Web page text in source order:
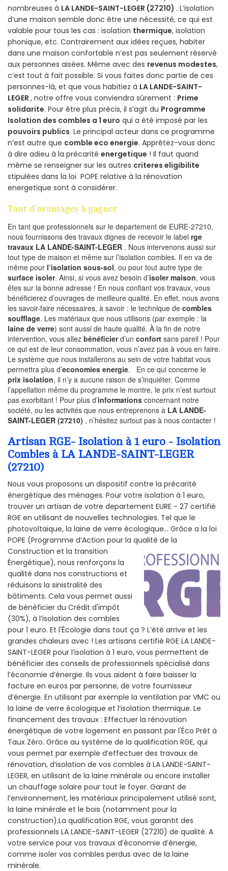
nombreuses à LA LANDE-SAINT-LEGER (27210) . L’isolation
d’une maison semble donc être une nécessité, ce qui est
valable pour tous les cas : isolation thermique, isolation
phonique, etc. Contrairement aux idées reçues, habiter
dans une maison confortable n’est pas seulement réservé
aux personnes aisées. Même avec des revenus modestes,
c’est tout à fait possible. Si vous faites donc partie de ces
personnes-là, et que vous habitiez à LA LANDE-SAINT-
LEGER , notre offre vous conviendra sûrement : Prime
solidarite. Pour être plus précis, il s’agit du Programme
Isolation des combles a 1 euro qui a été imposé par les
pouvoirs publics. Le principal acteur dans ce programme
n’est autre que comble eco energie. Apprêtez-vous donc
à dire adieu à la précarité energetique ! Il faut quand
même se renseigner sur les autres criteres eligibilite
stipulées dans la loi POPE relative à la rénovation
energetique sont à considérer.
Tant d’avantages à gagner
En tant que professionnels sur le departement de EURE-27210,
nous fournissons des travaux dignes de recevoir le label rge
travaux LA LANDE-SAINT-LEGER . Nous intervenons aussi sur
tout type de maison et même sur l’isolation combles. Il en va de
même pour l’isolation sous-sol, ou pour tout autre type de
surface isoler. Ainsi, si vous avez besoin d’isoler maison, vous
êtes sur la bonne adresse ! En nous confiant vos travaux, vous
bénéficierez d’ouvrages de meilleure qualité. En effet, nous avons
les savoir-faire nécessaires, à savoir : le technique de combles
soufflage. Les matériaux que nous utilisons (par exemple : la
laine de verre) sont aussi de haute qualité. À la fin de notre
intervention, vous allez bénéficierd’un confort sans pareil ! Pour
ce qui est de leur consommation, vous n’avez pas à vous en faire.
Le système que nous installerons au sein de votre habitat vous
permettra plus d’economies energie. En ce qui concerne le
prix isolation, il n’y a aucune raison de s’inquiéter. Comme
l’appellation même du programme le montre, le prix n’est surtout
pas exorbitant ! Pour plus d’informations concernant notre
société, ou les activités que nous entreprenons à LA LANDE-
SAINT-LEGER (27210) , n’hésitez surtout pas à nous contacter !
Artisan RGE- Isolation à 1 euro - Isolation
Combles à LA LANDE-SAINT-LEGER
(27210)
Nous vous proposons un dispositif contre la précarité
énergétique des ménages. Pour votre isolation à 1 euro,
trouver un artisan de votre departement EURE - 27 certifié
RGE en utilisant de nouvelles technologies. Tel que le
photovoltaïque, la laine de verre écologique... Grâce a la loi
POPE (Programme d’Action pour la qualité de la
Construction et la transition
Énergétique), nous renforçons la
qualité dans nos constructions et
réduisons la sinistralité des
bâtiments. Cela vous permet aussi
de bénéficier du Crédit d'impôt
(30%), à l’isolation des combles
pour 1 euro. Et l'Écologie dans tout ça ? L’été arrive et les
grandes chaleurs avec ! Les artisans certifié RGE LA LANDE-
SAINT-LEGER pour l’isolation à 1 euro, vous permettent de
bénéficier des conseils de professionnels spécialisé dans
l’économie d’énergie. Ils vous aident à faire baisser la
facture en euros par personne, de votre fournisseur
d’énergie. En utilisant par exemple la ventilation par VMC ou
la laine de verre écologique et l’isolation thermique. Le
financement des travaux : Effectuer la rénovation
énergétique de votre logement en passant par l'Éco Prêt à
Taux Zéro. Grâce au système de la qualification RGE, qui
vous permet par exemple d’effectuer des travaux de
rénovation, d’isolation de vos combles à LA LANDE-SAINT-
LEGER, en utilisant de la laine minérale ou encore installer
un chauffage solaire pour tout le foyer. Garant de
l’environnement, les matériaux principalement utilisé sont,
la laine minérale et le bois (notamment pour la
construction).La qualification RGE, vous garantit des
professionnels LA LANDE-SAINT-LEGER (27210) de qualité. A
votre service pour vos travaux d’économie d’énergie,
comme isoler vos combles perdus avec de la laine
minérale.